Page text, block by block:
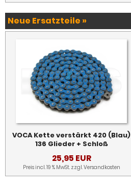
Neue Ersatzteile »
VOCA Kette verstärkt 420 (Blau)
136 Glieder + Schloß
25,95 EUR
Preis incl. 19 % MwSt. zzgl.Versandkosten